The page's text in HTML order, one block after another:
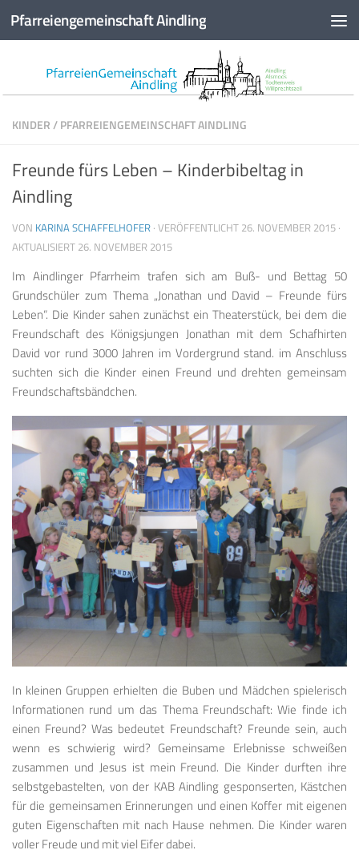
Zum Inhalt springen
Pfarreiengemeinschaft Aindling
KINDER/PFARREIENGEMEINSCHAFT AINDLING
Freunde fürs Leben – Kinderbibeltag in
Aindling
VON KARINA SCHAFFELHOFER · VERÖFFENTLICHT 26. NOVEMBER 2015 ·
AKTUALISIERT 26. NOVEMBER 2015
Im Aindlinger Pfarrheim trafen sich am Buß- und Bettag 50
Grundschüler zum Thema „Jonathan und David – Freunde fürs
Leben“. Die Kinder sahen zunächst ein Theaterstück, bei dem die
Freundschaft des Königsjungen Jonathan mit dem Schafhirten
David vor rund 3000 Jahren im Vordergrund stand. im Anschluss
suchten sich die Kinder einen Freund und drehten gemeinsam
Freundschaftsbändchen.
In kleinen Gruppen erhielten die Buben und Mädchen spielerisch
Informationen rund um das Thema Freundschaft: Wie finde ich
einen Freund? Was bedeutet Freundschaft? Freunde sein, auch
wenn es schwierig wird? Gemeinsame Erlebnisse schweißen
zusammen und Jesus ist mein Freund. Die Kinder durften ihre
selbstgebastelten, von der KAB Aindling gesponserten, Kästchen
für die gemeinsamen Erinnerungen und einen Koffer mit eigenen
guten Eigenschaften mit nach Hause nehmen. Die Kinder waren
voller Freude und mit viel Eifer dabei.